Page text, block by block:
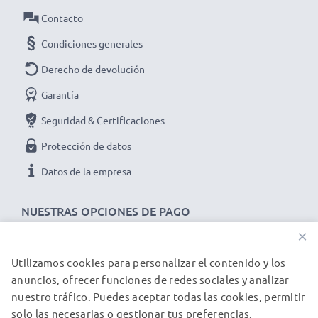
transferencia de datos de versión 2.0
alta calidad
✔ Ideal para las actualizaciones de software y
firmware en su cámara de fotos y de vídeo
➢ El cable USB es compatible con versiones USB
anteriores
Datos técnicos del cable USB Rollei para cámaras
Marca:CELLONIC
Material conector : PVC
Conector 1: Mini USB
Conector 2: USB A
NUESTRAS OPCIONES DE PAGO
Contacto
Condiciones generales
Derecho de devolución
Garantía
Seguridad & Certificaciones
Protección de datos
Datos de la empresa
NUESTROS PARTNERS DE ENVÍO
×
Utilizamos cookies para personalizar el contenido y los
anuncios, ofrecer funciones de redes sociales y analizar
nuestro tráfico. Puedes aceptar todas las cookies, permitir
solo las necesarias o gestionar tus preferencias.